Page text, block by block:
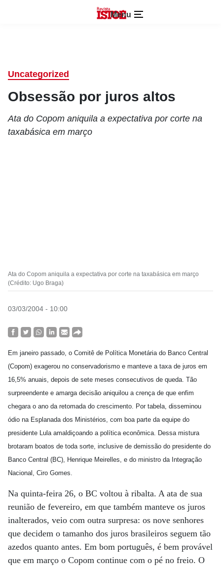
Menu
Uncategorized
Obsessão por juros altos
Ata do Copom aniquila a expectativa por corte na
taxabásica em março
Ata do Copom aniquila a expectativa por corte na taxabásica em março
(Crédito: Ugo Braga)
03/03/2004 - 10:00
Em janeiro passado, o Comitê de Política Monetária do Banco Central
(Copom) exagerou no conservadorismo e manteve a taxa de juros em
16,5% anuais, depois de sete meses consecutivos de queda. Tão
surpreendente e amarga decisão aniquilou a crença de que enfim
chegara o ano da retomada do crescimento. Por tabela, disseminou
ódio na Esplanada dos Ministérios, com boa parte da equipe do
presidente Lula amaldiçoando a política econômica. Dessa mistura
brotaram boatos de toda sorte, inclusive de demissão do presidente do
Banco Central (BC), Henrique Meirelles, e do ministro da Integração
Nacional, Ciro Gomes.
Na quinta-feira 26, o BC voltou à ribalta. A ata de sua
reunião de fevereiro, em que também manteve os juros
inalterados, veio com outra surpresa: os nove senhores
que decidem o tamanho dos juros brasileiros seguem tão
azedos quanto antes. Em bom português, é bem provável
que em março o Copom continue com o pé no freio. O